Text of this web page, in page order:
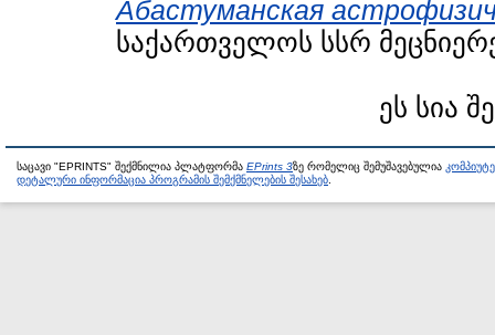
Абастуманская
საქართველოს სსრ
ეს სია
საცავი "EPRINTS" შექმნილია პლატფორმა EPrints 3ზე რომელიც შემუშავებულია
დეტალური ინფორმაცია პროგრამის შემქმნელების შესახებ